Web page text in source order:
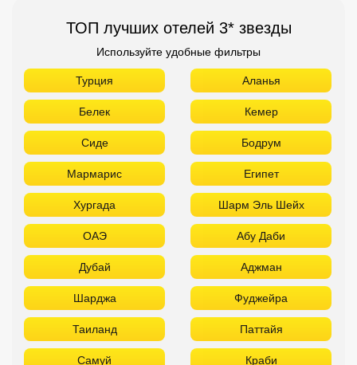
ТОП лучших отелей 3* звезды
Используйте удобные фильтры
Турция Аланья
Белек Кемер
Сиде Бодрум
Мармарис Египет
Хургада Шарм Эль Шейх
ОАЭ Абу Даби
Дубай Аджман
Шарджа Фуджейра
Таиланд Паттайя
Самуй Краби